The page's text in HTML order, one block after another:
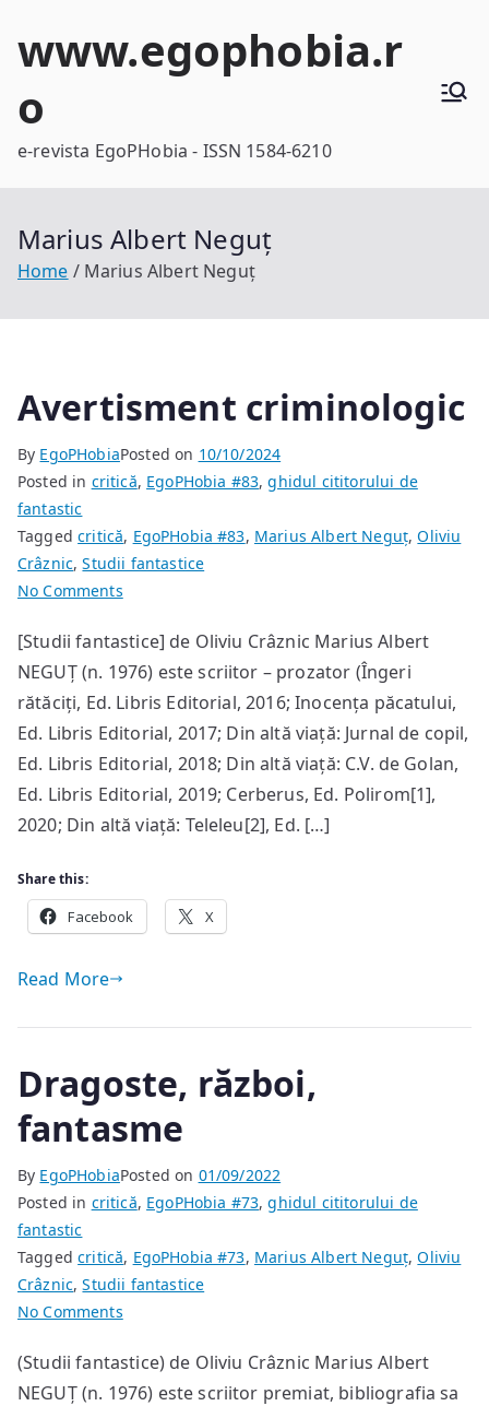
www.egophobia.r
o
e-revista EgoPHobia - ISSN 1584-6210
Marius Albert Neguț
Home Marius Albert Neguț
Avertisment criminologic
By EgoPHobiaPosted on 10/10/2024
Posted in critică, EgoPHobia #83,ghidul cititorului de
fantastic
Taggedcritică, EgoPHobia #83, Marius Albert Neguț,Oliviu
Crâznic,Studii fantastice
No Commentson
criminologic
[Studii fantastice] de Oliviu Crâznic Marius Albert
NEGUȚ (n. 1976) este scriitor – prozator (Îngeri
rătăciți, Ed. Libris Editorial, 2016; Inocența păcatului,
Ed. Libris Editorial, 2017; Din altă viață: Jurnal de copil,
Ed. Libris Editorial, 2018; Din altă viață: C.V. de Golan,
Ed. Libris Editorial, 2019; Cerberus, Ed. Polirom[1],
2020; Din altă viață: Teleleu[2], Ed. […]
Share this:
Facebook X
Read More
Dragoste, război,
fantasme
By EgoPHobiaPosted on 01/09/2022
Posted in critică, EgoPHobia #73,ghidul cititorului de
fantastic
Taggedcritică, EgoPHobia #73, Marius Albert Neguț,Oliviu
Crâznic,Studii fantastice
No Commentson
război,
fantasme
(Studii fantastice) de Oliviu Crâznic Marius Albert
NEGUȚ (n. 1976) este scriitor premiat, bibliografia sa